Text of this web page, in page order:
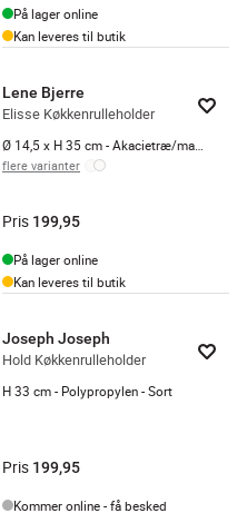
På lager online
Kan leveres til butik
Lene Bjerre
Elisse Køkkenrulleholder
flere varianter
Pris 199,95
På lager online
Kan leveres til butik
Joseph Joseph
Hold Køkkenrulleholder
H 33 cm - Polypropylen - Sort
Pris 199,95
Kommer online - få besked